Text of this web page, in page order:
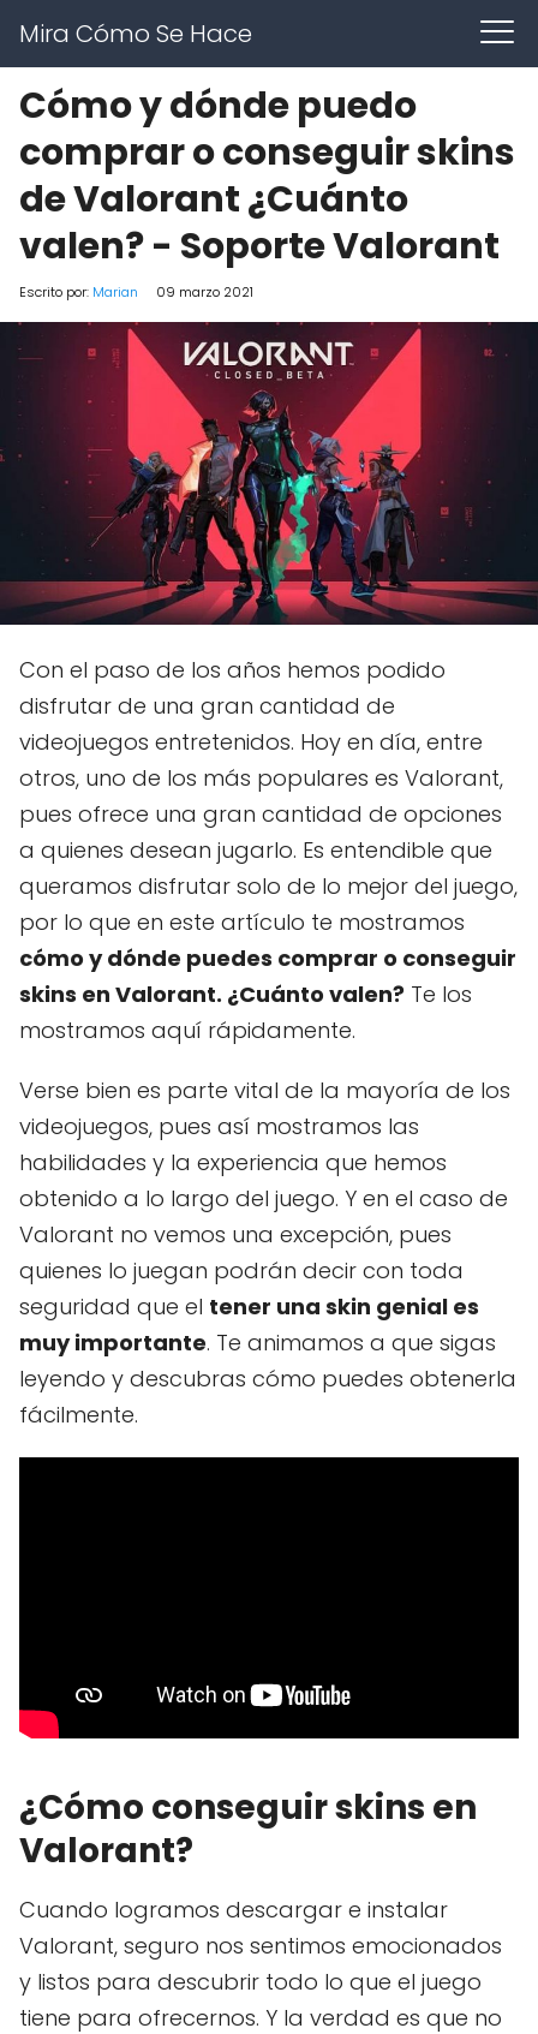
Mira Cómo Se Hace
Cómo y dónde puedo
comprar o conseguir skins
de Valorant ¿Cuánto
valen? - Soporte Valorant
Escrito por: Marian 09 marzo 2021
Con el paso de los años hemos podido
disfrutar de una gran cantidad de
videojuegos entretenidos. Hoy en día, entre
otros, uno de los más populares es Valorant,
pues ofrece una gran cantidad de opciones
a quienes desean jugarlo. Es entendible que
queramos disfrutar solo de lo mejor del juego,
por lo que en este artículo te mostramos
cómo y dónde puedes comprar o conseguir
skins en Valorant. ¿Cuánto valen? Te los
mostramos aquí rápidamente.
Verse bien es parte vital de la mayoría de los
videojuegos, pues así mostramos las
habilidades y la experiencia que hemos
obtenido a lo largo del juego. Y en el caso de
Valorant no vemos una excepción, pues
quienes lo juegan podrán decir con toda
seguridad que el tener una skin genial es
muy importante. Te animamos a que sigas
leyendo y descubras cómo puedes obtenerla
fácilmente.
¿Cómo conseguir skins en
Valorant?
Cuando logramos descargar e instalar
Valorant, seguro nos sentimos emocionados
y listos para descubrir todo lo que el juego
tiene para ofrecernos. Y la verdad es que no